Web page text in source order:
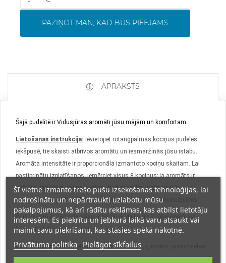
PAZIŅOT MAN, KAD BŪS PIEEJAMS
APRAKSTS
Šajā pudelītē ir Vidusjūras aromāti jūsu mājām un komfortam.
Lietošanas instrukcija: Ievietojiet rotangpalmas kociņus pudeles
iekšpusē, tie skaisti atbrīvos aromātu un iesmaržinās jūsu istabu.
Aromāta intensitāte ir proporcionāla izmantoto kociņu skaitam. Lai
pastiprinātu izplatīšanos, iemērciet visus 8 kociņus; ja aromāts ir
spēcīgs, izņemiet dažus no tiem. Kad aromāts ir iztvaikojis,
izmantojiet oriģinālos Terres et Senteurs de Mediterranee uzpildes.
Šajā kastītē ir: 250 ml mājas smaržu pudelīte un 8 rotangpalmas
kociņi. Izplatīšanās ilgums: ~ 4 mēneši.
Sastāvdaļas: denaturēts augu izcelsmes spirts, ūdens, smaržvielas.
Šī vietne izmanto trešo pušu izsekošanas tehnoloģijas, lai
nodrošinātu un nepārtraukti uzlabotu mūsu
pakalpojumus, kā arī rādītu reklāmas, kas atbilst lietotāju
interesēm. Es piekrītu un jebkurā laikā varu atsaukt vai
mainīt savu piekrišanu, kas stāsies spēkā nākotnē.
Privātuma politika Pielāgot sīkfailus